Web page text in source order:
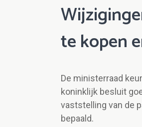
te kopen
De ministerraad
koninklijk besluit
vaststelling van de
bepaald.